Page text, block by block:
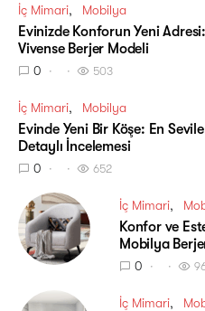
İç Mimari Mobilya
Evinizde Konforun Yeni
Vivense Berjer Modeli
0 503
İç Mimari Mobilya
Evinde Yeni Bir Köşe: En
Detaylı İncelemesi
0 652
İç Mimari
Konfor ve
Mobilya
0
İç Mimari